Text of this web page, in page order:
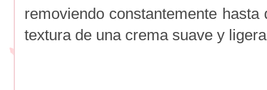
removiendo constantemente
textura de una crema suave y